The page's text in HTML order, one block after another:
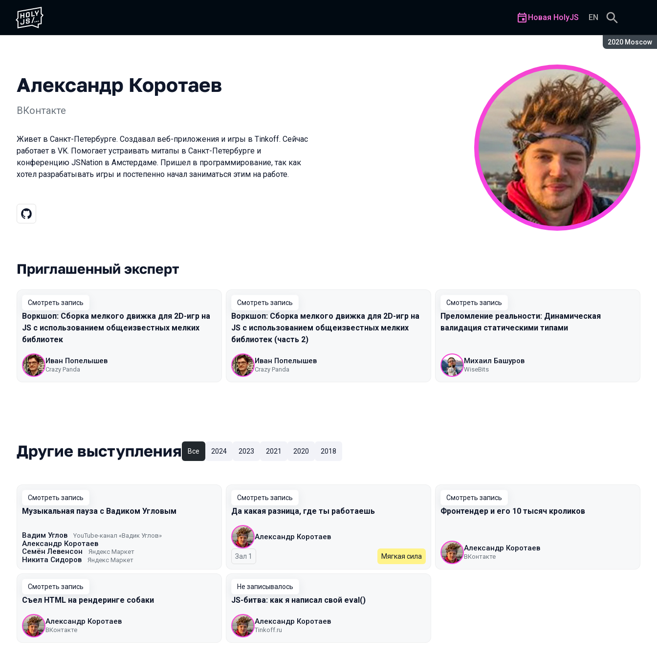
Сезон:
2020 Moscow
Новая HolyJS EN
Александр Коротаев
ВКонтакте
Живет в Санкт-Петербурге. Создавал веб-приложения и игры в Tinkoff. Сейчас
работает в VK. Помогает устраивать митапы в Санкт-Петербурге и
конференцию JSNation в Амстердаме. Пришел в программирование, так как
хотел разрабатывать игры и постепенно начал заниматься этим на работе.
Выступления в сезоне 2020 Moscow
Приглашенный эксперт
Смотреть запись
Воркшоп: Сборка мелкого движка для 2D-игр на
JS с использованием общеизвестных мелких
библиотек
Иван Попелышев
Crazy Panda
Смотреть запись
Воркшоп: Сборка мелкого движка для 2D-игр на
JS с использованием общеизвестных мелких
библиотек (часть 2)
Иван Попелышев
Crazy Panda
Смотреть запись
Преломление реальности: Динамическая
валидация статическими типами
Михаил Башуров
WiseBits
Другие выступления Все 2024 2023 2021 2020 2018
Смотреть запись
Музыкальная пауза с Вадиком Угловым
Вадим Углов YouTube-канал «Вадик Углов»
Александр Коротаев
Семён Левенсон
Яндекс Маркет
Никита Сидоров Яндекс Маркет
Смотреть запись
Да какая разница, где ты работаешь
Александр Коротаев
Зал 1 Мягкая сила
Смотреть запись
Фронтендер и его 10 тысяч кроликов
Александр Коротаев
ВКонтакте
Смотреть запись
Съел HTML на рендеринге собаки
Александр Коротаев
ВКонтакте
Не записывалось
JS-битва: как я написал свой eval()
Александр Коротаев
Tinkoff.ru